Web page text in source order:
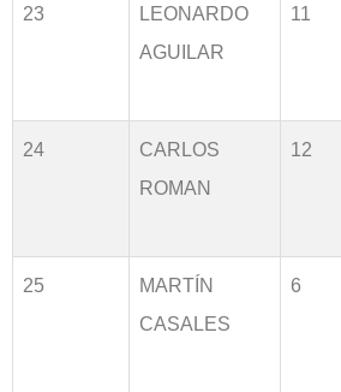
23
LEONARDO
AGUILAR
11
24
CARLOS
ROMAN
12
25
MARTÍN
CASALES
6